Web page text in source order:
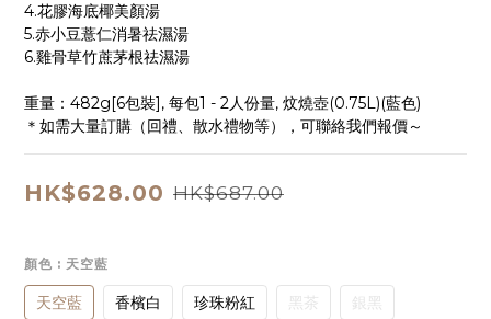
4.花膠海底椰美顏湯
5.赤小豆薏仁消暑祛濕湯
6.雞骨草竹蔗茅根祛濕湯
重量：482g[6包裝], 每包1 - 2人份量, 炆燒壺(0.75L)(藍色)
＊如需大量訂購（回禮、散水禮物等），可聯絡我們報價～
HK$628.00 HK$687.00
顏色 : 天空藍
天空藍 香檳白 珍珠粉紅 黑茶 銀黑